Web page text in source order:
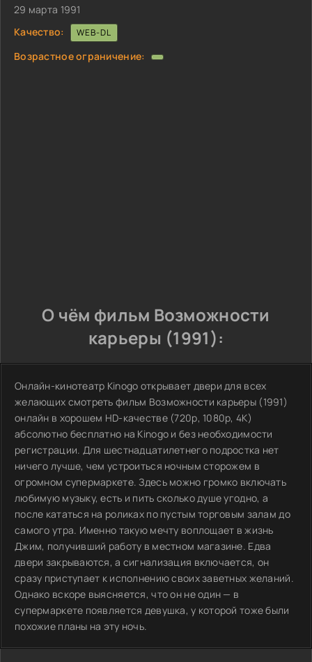
29 марта 1991
Качество:
WEB-DL
Возрастное ограничение:
О чём фильм Возможности
карьеры (1991):
Онлайн-кинотеатр Kinogo открывает двери для всех
желающих смотреть фильм Возможности карьеры (1991)
онлайн в хорошем HD-качестве (720p, 1080p, 4K)
абсолютно бесплатно на Kinogo и без необходимости
регистрации. Для шестнадцатилетнего подростка нет
ничего лучше, чем устроиться ночным сторожем в
огромном супермаркете. Здесь можно громко включать
любимую музыку, есть и пить сколько душе угодно, а
после кататься на роликах по пустым торговым залам до
самого утра. Именно такую мечту воплощает в жизнь
Джим, получивший работу в местном магазине. Едва
двери закрываются, а сигнализация включается, он
сразу приступает к исполнению своих заветных желаний.
Однако вскоре выясняется, что он не один — в
супермаркете появляется девушка, у которой тоже были
похожие планы на эту ночь.